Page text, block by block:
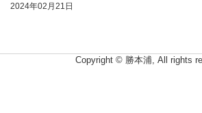
2024年02月21日
Copyright © 勝本浦, All rights